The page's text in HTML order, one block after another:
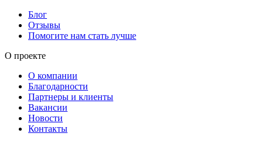
Блог
Отзывы
Помогите нам стать лучше
О проекте
О компании
Благодарности
Партнеры и клиенты
Вакансии
Новости
Контакты